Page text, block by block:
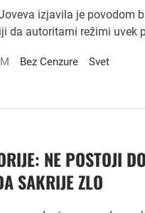
izjavila je povodom
da autoritarni režimi uvek
Bez Cenzure Svet
NE POSTOJI
SAKRIJE ZLO